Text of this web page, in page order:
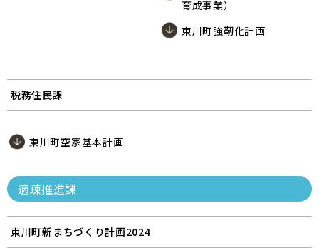
育成事業）
東川町強靭化計画
税務住民課
東川町空家基本計画
適疎推進課
東川町新まちづくり計画2024